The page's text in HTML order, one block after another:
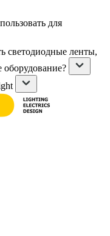
для
светодиодные ленты,
оборудование?